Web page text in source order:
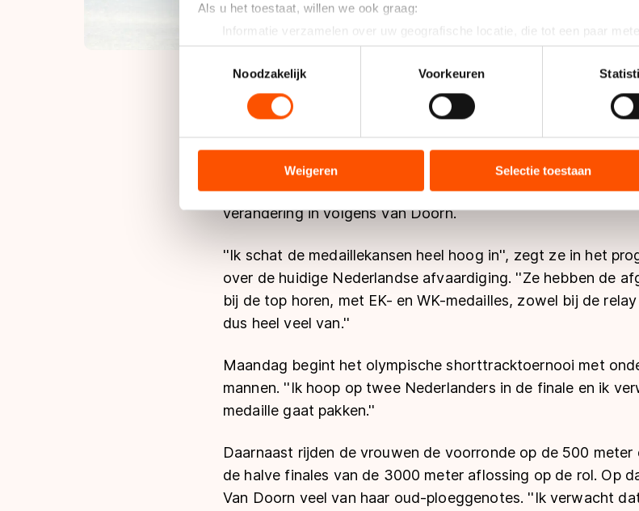
Als u het toestaat, willen we ook graag:
Informatie verzamelen over uw geografische locatie, die tot een paar
Uw apparaat identificeren door het actief te scannen op specifieke
Lees meer over hoe uw persoonlijke gegevens worden verwerkt en stel uw
toestemming op elk moment wijzigen of intrekken in de Cookieverklaring.
analyseren. We delen informatie over uw gebruik van onze site met onze
analyse. Zij kunnen deze combineren met andere gegevens die u aan hen
hun services. Sommige partners kunnen gegevens doorgeven aan landen
adequaat beschermingsniveau geldt volgens de GDPR. Door op ‘Toestaan’
Noodzakelijk
Voorkeuren
Weigeren Selectie toestaan
Vancouver werd ze vier jaar geleden met Nederland vierde
Nog nooit won Nederland een olympische medaille in het
verandering in volgens Van Doorn.
''Ik schat de medaillekansen heel hoog in'', zegt ze in het
over de huidige Nederlandse afvaardiging. ''Ze hebben de
bij de top horen, met EK- en WK-medailles, zowel bij de
dus heel veel van.''
Maandag begint het olympische shorttracktoernooi met
mannen. ''Ik hoop op twee Nederlanders in de finale en ik
medaille gaat pakken.''
Daarnaast rijden de vrouwen de voorronde op de 500
de halve finales van de 3000 meter aflossing op de rol. Op
Van Doorn veel van haar oud-ploeggenotes. ''Ik verwacht